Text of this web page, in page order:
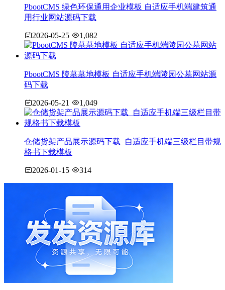
PbootCMS 绿色环保通用企业模板 自适应手机端建筑通
用行业网站源码下载
2026-05-25 1,082
PbootCMS 陵墓墓地模板 自适应手机端陵园公墓网站源
码下载
2026-05-21 1,049
仓储货架产品展示源码下载_自适应手机端三级栏目带规
格书下载模板
2026-01-15 314